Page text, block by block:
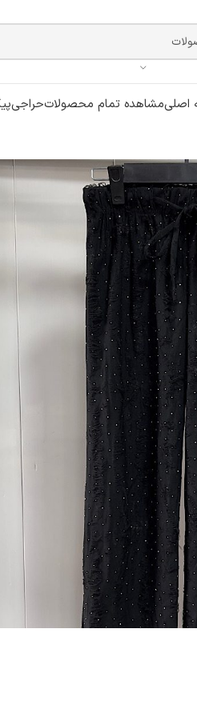
اصلیمشاهده تمام محصولاتحراجی